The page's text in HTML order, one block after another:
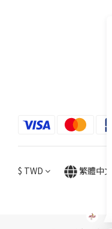
$ TWD 繁體中文